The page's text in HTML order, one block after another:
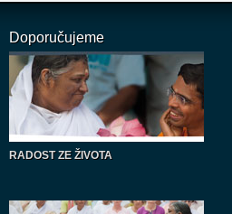
Doporučujeme
RADOST ZE ŽIVOTA